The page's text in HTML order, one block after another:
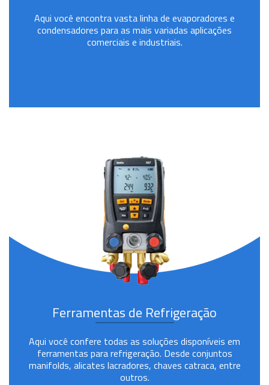
Aqui você encontra vasta linha de evaporadores e
condensadores para as mais variadas aplicações
comerciais e industriais.
Ferramentas de Refrigeração
Aqui você confere todas as soluções disponíveis em
ferramentas para refrigeração. Desde conjuntos
manifolds, alicates lacradores, chaves catraca, entre
outros.